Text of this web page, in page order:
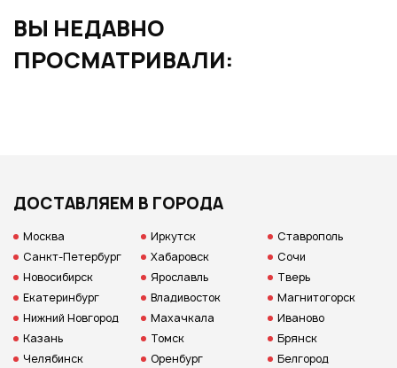
ВЫ НЕДАВНО
ПРОСМАТРИВАЛИ:
ДОСТАВЛЯЕМ В ГОРОДА
Москва
Санкт-Петербург
Новосибирск
Екатеринбург
Нижний Новгород
Казань
Челябинск
Иркутск
Хабаровск
Ярославль
Владивосток
Махачкала
Томск
Оренбург
Ставрополь
Сочи
Тверь
Магнитогорск
Иваново
Брянск
Белгород